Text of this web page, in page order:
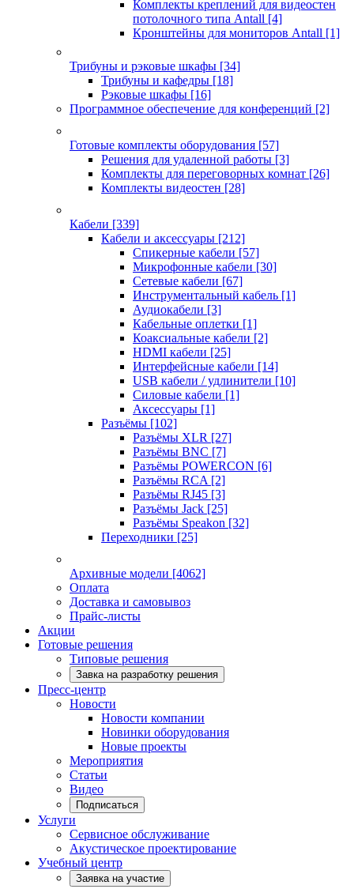
Комплекты креплений для видеостен
потолочного типа Antall [4]
Кронштейны для мониторов Antall [1]
Трибуны и рэковые шкафы [34]
Трибуны и кафедры [18]
Рэковые шкафы [16]
Программное обеспечение для конференций [2]
Готовые комплекты оборудования [57]
Решения для удаленной работы [3]
Комплекты для переговорных комнат [26]
Комплекты видеостен [28]
Кабели [339]
Кабели и аксессуары [212]
Спикерные кабели [57]
Микрофонные кабели [30]
Сетевые кабели [67]
Инструментальный кабель [1]
Аудиокабели [3]
Кабельные оплетки [1]
Коаксиальные кабели [2]
HDMI кабели [25]
Интерфейсные кабели [14]
USB кабели / удлинители [10]
Силовые кабели [1]
Аксессуары [1]
Разъёмы [102]
Разъёмы XLR [27]
Разъёмы BNC [7]
Разъёмы POWERCON [6]
Разъёмы RCA [2]
Разъёмы RJ45 [3]
Разъёмы Jack [25]
Разъёмы Speakon [32]
Переходники [25]
Архивные модели [4062]
Оплата
Доставка и самовывоз
Прайс-листы
Акции
Готовые решения
Типовые решения
Завка на разработку решения
Пресс-центр
Новости
Новости компании
Новинки оборудования
Новые проекты
Мероприятия
Статьи
Видео
Подписаться
Услуги
Сервисное обслуживание
Акустическое проектирование
Учебный центр
Заявка на участие